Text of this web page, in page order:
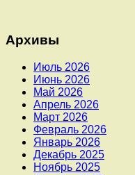
Архивы
Июль 2026
Июнь 2026
Май 2026
Апрель 2026
Март 2026
Февраль 2026
Январь 2026
Декабрь 2025
Ноябрь 2025